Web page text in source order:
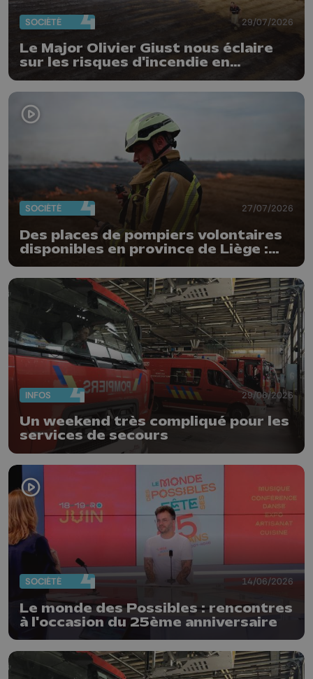
SOCIÉTÉ 29/07/2026
Le Major Olivier Giust nous éclaire
sur les risques d'incendie en
Gironde ne pourrait pas avoir lieu
chez nous"
SOCIÉTÉ 27/07/2026
Des places de pompiers volontaires
disponibles en province de Liège :
"Un citoyen qui n'est formé ne peut
pas nous aider"
INFOS 29/06/2026
Un weekend très compliqué pour les
services de secours
SOCIÉTÉ 14/06/2026
Le monde des Possibles : rencontres
à l'occasion du 25ème anniversaire